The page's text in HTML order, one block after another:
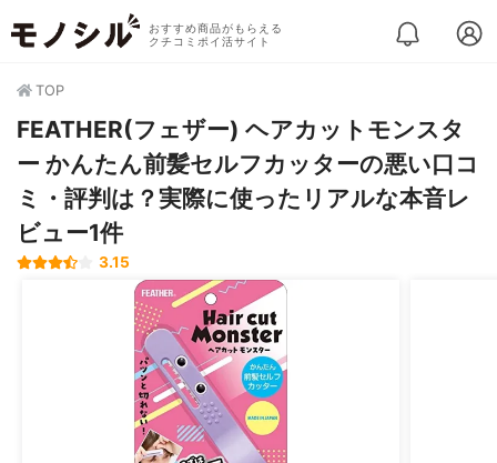
おすすめ商品がもらえる
クチコミポイ活サイト
TOP
FEATHER(フェザー) ヘアカットモンスタ
ー かんたん前髪セルフカッターの悪い口コ
ミ・評判は？実際に使ったリアルな本音レ
ビュー1件
3.15